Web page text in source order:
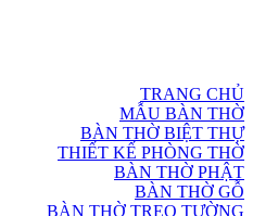
TRANG CHỦ
MẪU BÀN THỜ
BÀN THỜ BIỆT THỰ
THIẾT KẾ PHÒNG THỜ
BÀN THỜ PHẬT
BÀN THỜ GỖ
BÀN THỜ TREO TƯỜNG